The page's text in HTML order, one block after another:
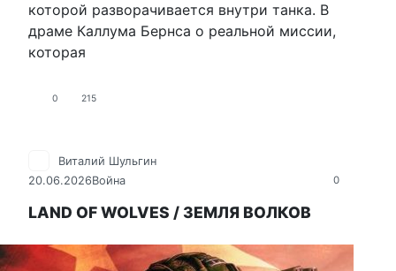
которой разворачивается внутри танка. В
драме Каллума Бернса о реальной миссии,
которая
0 215
0
Виталий Шульгин
20.06.2026Война
LAND OF WOLVES / ЗЕМЛЯ ВОЛКОВ